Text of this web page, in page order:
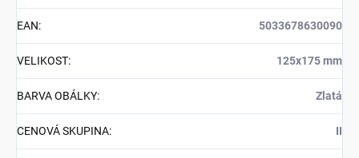
EAN: 5033678630090
VELIKOST: 125x175 mm
BARVA OBÁLKY: Zlatá
CENOVÁ SKUPINA: II